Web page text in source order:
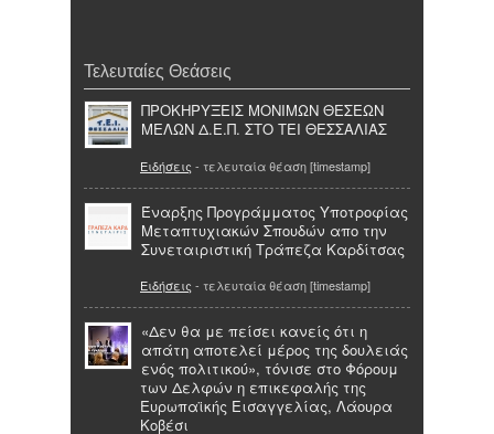
Τελευταίες Θεάσεις
ΠΡΟΚΗΡΥΞΕΙΣ ΜΟΝΙΜΩΝ ΘΕΣΕΩΝ
ΜΕΛΩΝ Δ.Ε.Π. ΣΤΟ ΤΕΙ ΘΕΣΣΑΛΙΑΣ
Ειδήσεις - τελευταία θέαση [timestamp]
Έναρξης Προγράμματος Υποτροφίας
Μεταπτυχιακών Σπουδών απο την
Συνεταιριστική Τράπεζα Καρδίτσας
Ειδήσεις - τελευταία θέαση [timestamp]
«Δεν θα με πείσει κανείς ότι η
απάτη αποτελεί μέρος της δουλειάς
ενός πολιτικού», τόνισε στο Φόρουμ
των Δελφών η επικεφαλής της
Ευρωπαϊκής Εισαγγελίας, Λάουρα
Κοβέσι